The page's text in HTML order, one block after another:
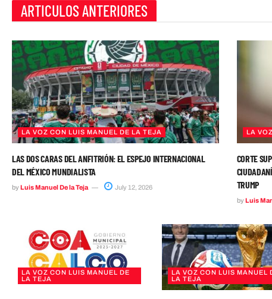
ARTICULOS ANTERIORES
LA VOZ CON LUIS MANUEL DE LA TEJA
LAS DOS CARAS DEL ANFITRIÓN: EL ESPEJO INTERNACIONAL
DEL MÉXICO MUNDIALISTA
by Luis Manuel De la Teja July 12, 2026
LA
CORTE
TRUMP
by Luis
LA VOZ CON LUIS MANUEL DE
LA TEJA
LA VOZ CON LUIS MANUEL
LA TEJA